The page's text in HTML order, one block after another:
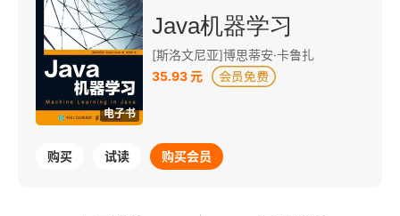
电子书
Java机器学习
[斯洛文尼亚]博思蒂安·卡鲁扎
35.93 元
购买 试读 购买会员